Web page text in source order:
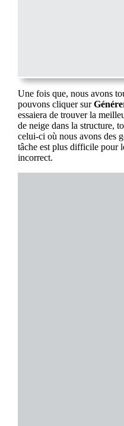
Une fois que, nous avons
pouvons cliquer sur
essaiera de trouver la
de neige dans la structure,
celui-ci où nous avons des
tâche est plus difficile pour
incorrect.